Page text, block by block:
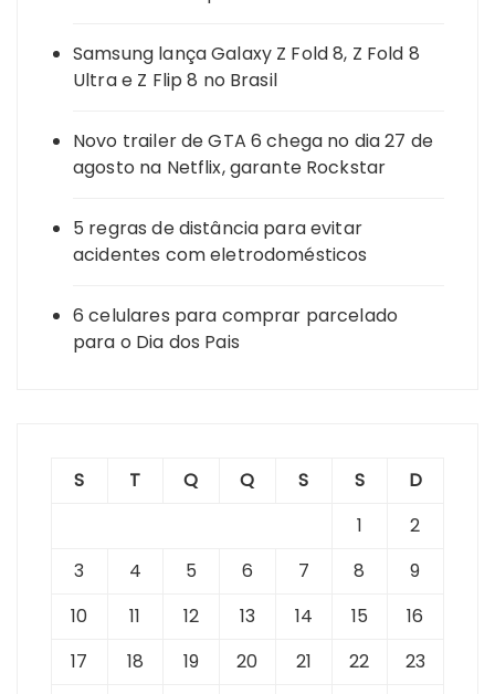
Samsung lança Galaxy Z Fold 8, Z Fold 8
Ultra e Z Flip 8 no Brasil
Novo trailer de GTA 6 chega no dia 27 de
agosto na Netflix, garante Rockstar
5 regras de distância para evitar
acidentes com eletrodomésticos
6 celulares para comprar parcelado
para o Dia dos Pais
S T Q Q S S
D
1
2
3
4 5 6 7 8
9
10
11 12 13 14 15
16
17
18 19 20 21 22
23